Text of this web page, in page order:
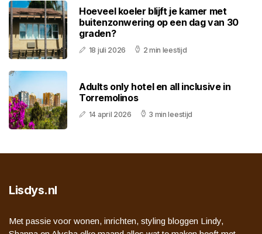
Hoeveel koeler blijft je kamer met
buitenzonwering op een dag van 30
graden?
18 juli 2026 2 min leestijd
Adults only hotel en all inclusive in
Torremolinos
14 april 2026 3 min leestijd
Lisdys.nl
Met passie voor wonen, inrichten, styling bloggen Lindy,